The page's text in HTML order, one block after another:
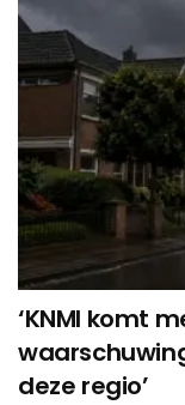
‘KNMI komt
deze regio’